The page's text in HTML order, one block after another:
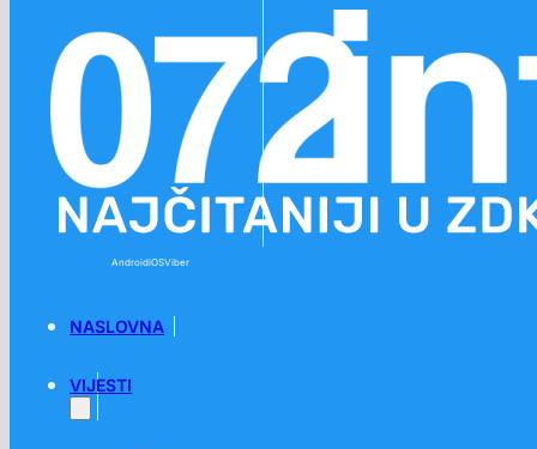
AndroidiOSViber
NASLOVNA
VIJESTI